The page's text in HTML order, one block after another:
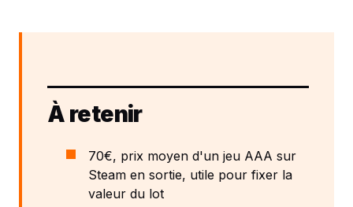
À retenir
70€, prix moyen d'un jeu AAA sur
Steam en sortie, utile pour fixer la
valeur du lot